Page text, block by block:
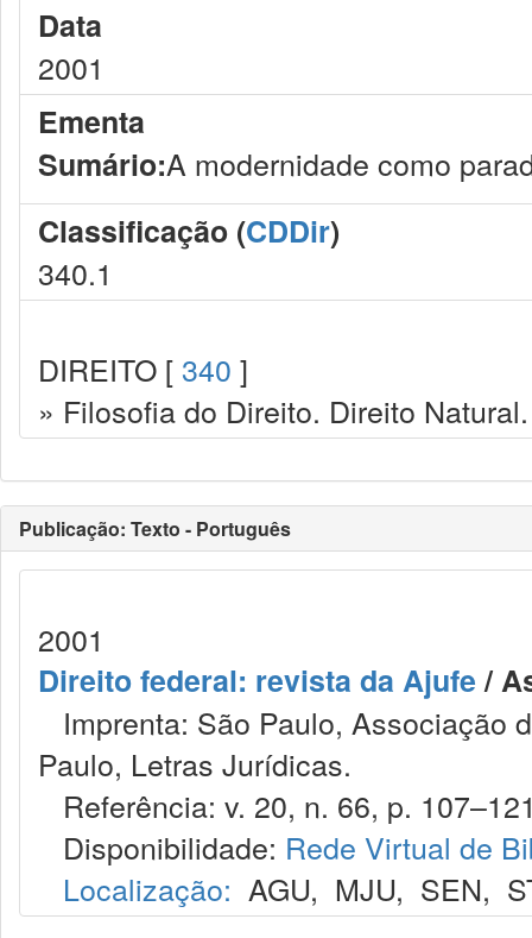
Data
2001
Ementa
Sumário:A modernidade como
Classificação (CDDir)
340.1
DIREITO [ 340 ]
» Filosofia do Direito. Direito
Publicação: Texto - Português
2001
Direito federal: revista da Ajufe/
Imprenta: São Paulo, Associação
Paulo, Letras Jurídicas.
Referência: v. 20, n. 66, p.
Disponibilidade: Rede Virtual de
Localização: AGU, MJU, SEN,